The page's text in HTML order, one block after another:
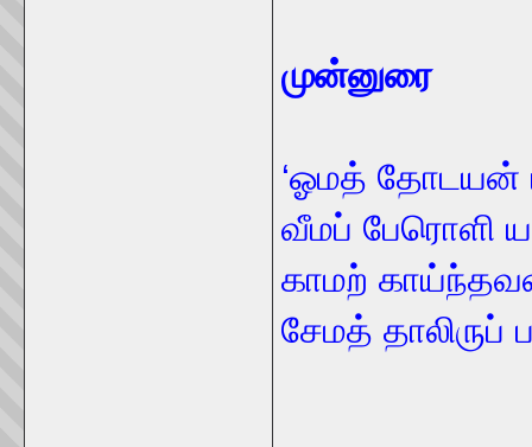
முன்னுரை
‘ஓமத் தோடயன்
வீமப் பேரொளி
காமற்
சேமத்